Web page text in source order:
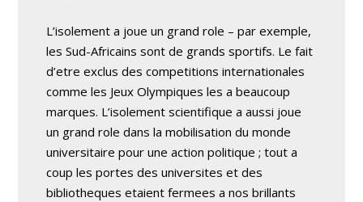
L’isolement a joue un grand role – par exemple,
les Sud-Africains sont de grands sportifs. Le fait
d’etre exclus des competitions internationales
comme les Jeux Olympiques les a beaucoup
marques. L’isolement scientifique a aussi joue
un grand role dans la mobilisation du monde
universitaire pour une action politique ; tout a
coup les portes des universites et des
bibliotheques etaient fermees a nos brillants